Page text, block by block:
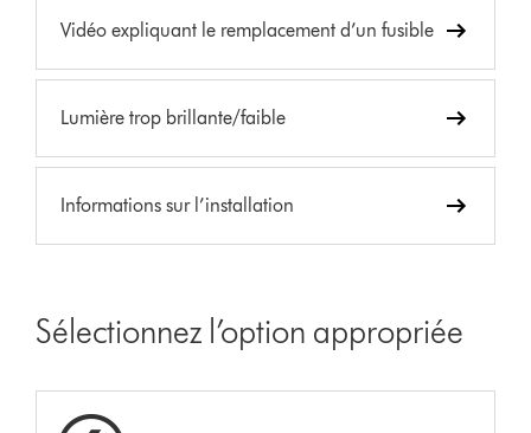
Vidéo expliquant le remplacement d’un fusible
Lumière trop brillante/faible
Informations sur l’installation
Sélectionnez l’option appropriée